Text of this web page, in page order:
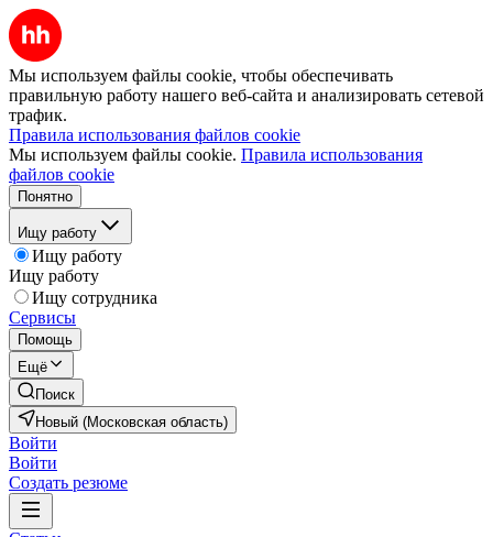
Мы используем файлы cookie, чтобы обеспечивать
правильную работу нашего веб-сайта и анализировать сетевой
трафик.
Правила использования файлов cookie
Мы используем файлы cookie. Правила использования
файлов cookie
Понятно
Ищу работу
Ищу работу
Ищу работу
Ищу сотрудника
Сервисы
Помощь
Ещё
Поиск
Новый (Московская область)
Войти
Войти
Создать резюме